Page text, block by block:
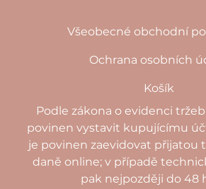
Všeobecné obchodní
Ochrana osobních
Košík
Podle zákona o evidenci
povinen vystavit kupujícímu
je povinen zaevidovat přijatou
daně online; v případě
pak nejpozději do 48